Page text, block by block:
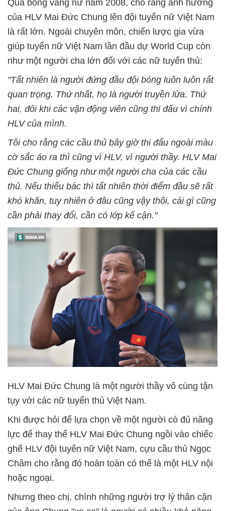
Quả bóng vàng nữ năm 2008, cho rằng ảnh hưởng
của HLV Mai Đức Chung lên đội tuyển nữ Việt Nam
là rất lớn. Ngoài chuyên môn, chiến lược gia vừa
giúp tuyển nữ Việt Nam lần đầu dự World Cup còn
như một người cha lớn đối với các nữ tuyển thủ:
"Tất nhiên là người đứng đầu đội bóng luôn luôn rất
quan trọng. Thứ nhất, họ là người truyền lửa. Thứ
hai, đôi khi các vận động viên cũng thi đấu vì chính
HLV của mình.
Tôi cho rằng các cầu thủ bây giờ thi đấu ngoài màu
cờ sắc áo ra thì cũng vì HLV, vì người thầy. HLV Mai
Đức Chung giống như một người cha của các cầu
thủ. Nếu thiếu bác thì tất nhiên thời điểm đầu sẽ rất
khó khăn, tuy nhiên ở đâu cũng vậy thôi, cái gì cũng
cần phải thay đổi, cần có lớp kế cận."
HLV Mai Đức Chung là một người thầy vô cùng tận
tụy với các nữ tuyển thủ Việt Nam.
Khi được hỏi để lựa chọn về một người có đủ năng
lực để thay thế HLV Mai Đức Chung ngồi vào chiếc
ghế HLV đội tuyển nữ Việt Nam, cựu cầu thủ Ngọc
Châm cho rằng đó hoàn toàn có thể là một HLV nội
hoặc ngoại.
Nhưng theo chị, chính những người trợ lý thân cận